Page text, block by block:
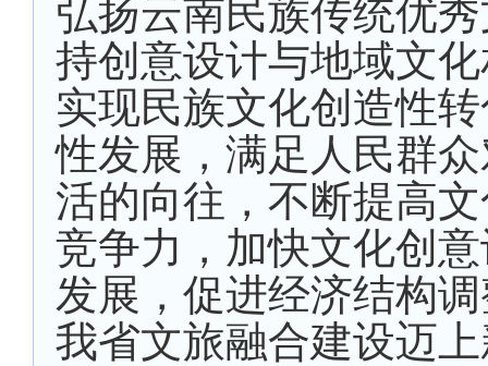
弘扬云南民族传统优
持创意设计与地域文
实现民族文化创造性
性发展，满足人民群
活的向往，不断提高
竞争力，加快文化创
发展，促进经济结构
我省文旅融合建设迈